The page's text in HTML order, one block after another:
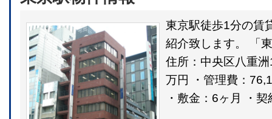
東京駅徒歩1分の賃
紹介致します。 「
住所：中央区八重
万円 ・管理費：
・敷金：6ヶ月 ・